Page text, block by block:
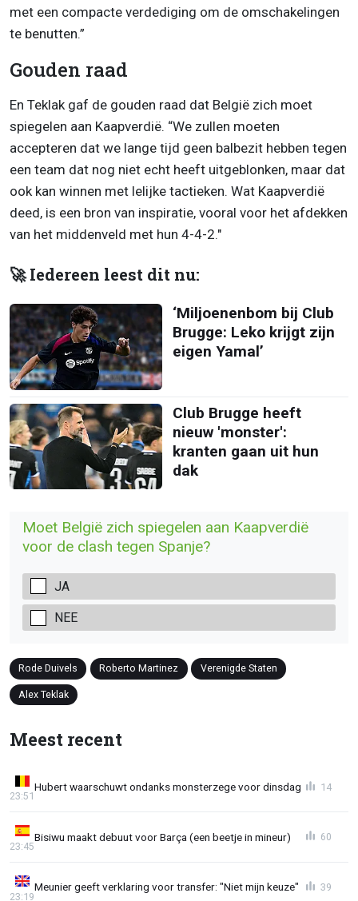
met een compacte verdediging om de omschakelingen
te benutten.”
Gouden raad
En Teklak gaf de gouden raad dat België zich moet
spiegelen aan Kaapverdië. “We zullen moeten
accepteren dat we lange tijd geen balbezit hebben tegen
een team dat nog niet echt heeft uitgeblonken, maar dat
ook kan winnen met lelijke tactieken. Wat Kaapverdië
deed, is een bron van inspiratie, vooral voor het afdekken
van het middenveld met hun 4-4-2."
🚀 Iedereen leest dit nu:
‘Miljoenenbom bij Club
Brugge: Leko krijgt zijn
eigen Yamal’
Club Brugge heeft
nieuw 'monster':
kranten gaan uit hun
dak
Moet België zich spiegelen aan Kaapverdië
voor de clash tegen Spanje?
JA
NEE
Rode Duivels Roberto Martinez Verenigde Staten
Alex Teklak
Meest recent
Hubert waarschuwt ondanks monsterzege voor dinsdag
23:51
14
Bisiwu maakt debuut voor Barça (een beetje in mineur)
23:45
60
Meunier geeft verklaring voor transfer: "Niet mijn keuze"
23:19
39